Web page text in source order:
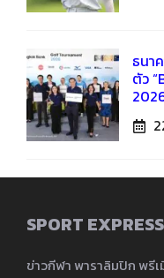
ธนา
ตัว
SPORT EXPRESS
ข่าวกีฬา พาราลิมปิก พรี